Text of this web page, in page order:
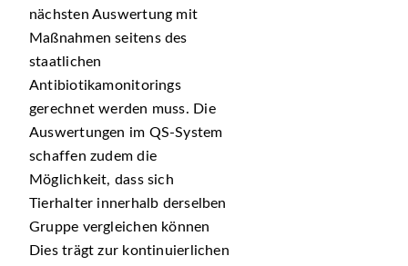
nächsten Auswertung mit
Maßnahmen seitens des
staatlichen
Antibiotikamonitorings
gerechnet werden muss. Die
Auswertungen im QS-System
schaffen zudem die
Möglichkeit, dass sich
Tierhalter innerhalb derselben
Gruppe vergleichen können
Dies trägt zur kontinuierlichen